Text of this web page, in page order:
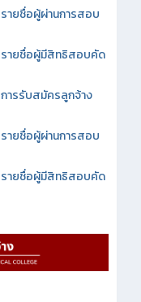
รายชื่อผู้ผ่านการสอบ
รายชื่อผู้มีสิทธิสอบคัด
การรับสมัครลูกจ้าง
รายชื่อผู้ผ่านการสอบ
รายชื่อผู้มีสิทธิสอบคัด